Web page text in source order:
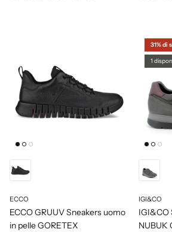
ECCO
ECCO GRUUV Sneakers uomo
in pelle GORETEX
31% di
1
IGI&CO
IGI&CO
NUBUK